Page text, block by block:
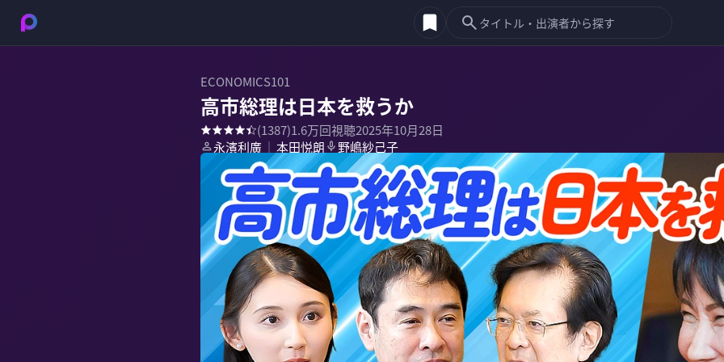
ECONOMICS101
高市総理は日本を救うか
(1387)1.6万回視聴2025年10月28日
永濱利廣 ｜ 本田悦朗 野嶋紗己子